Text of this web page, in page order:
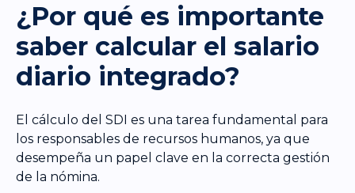
¿Por qué es importante
saber calcular el salario
diario integrado?
El cálculo del SDI es una tarea fundamental para
los responsables de recursos humanos, ya que
desempeña un papel clave en la correcta gestión
de la nómina.